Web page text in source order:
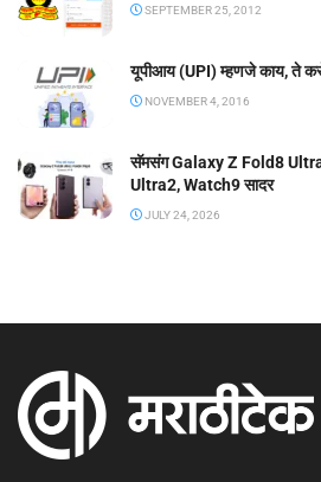
SEPTEMBER 25, 2012
यूपीआय (UPI) म्हणजे काय, ते
NOVEMBER 4, 2016
सॅमसंग Galaxy Z Fold8
Ultra2, Watch9 सादर
JULY 24, 2026